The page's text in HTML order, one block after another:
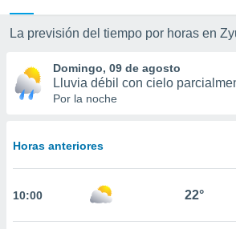
a este
las
y
forma
basada
permite
La previsión del tiempo por horas en
Domingo, 09 de agosto
Lluvia débil con cielo
Por la noche
Horas anteriores
10:00 22°